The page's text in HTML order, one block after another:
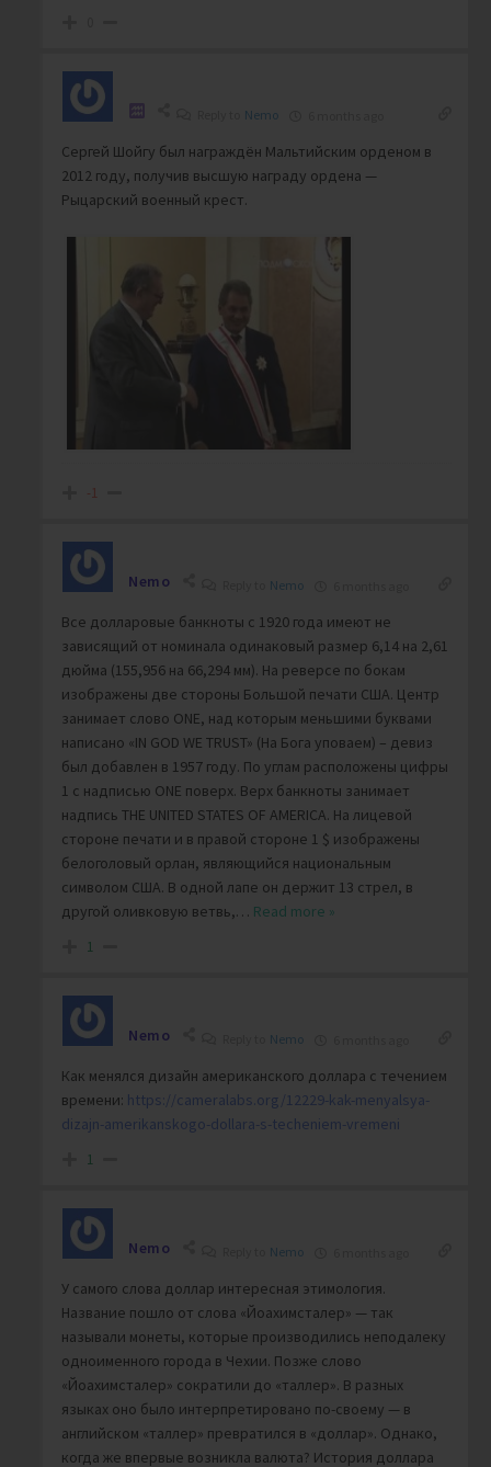
Nemo
Сергей Шойгу был награждён Мальтийским орденом в
2012 году, получив высшую награду ордена —
Рыцарский военный крест.
-1
Nemo Nemo
Все долларовые банкноты с 1920 года имеют не
зависящий от номинала одинаковый размер 6,14 на 2,61
дюйма (155,956 на 66,294 мм). На реверсе по бокам
изображены две стороны Большой печати США. Центр
занимает слово ONE, над которым меньшими буквами
написано «IN GOD WE TRUST» (На Бога уповаем) – девиз
был добавлен в 1957 году. По углам расположены цифры
1 с надписью ONE поверх. Верх банкноты занимает
надпись THE UNITED STATES OF AMERICA. На лицевой
стороне печати и в правой стороне 1 $ изображены
белоголовый орлан, являющийся национальным
символом США. В одной лапе он держит 13 стрел, в
другой оливковую ветвь,… Read more »
1
Nemo Nemo
Как менялся дизайн американского доллара с течением
времени: https://cameralabs.org/12229-kak-menyalsya-
dizajn-amerikanskogo-dollara-s-techeniem-vremeni
1
Nemo Nemo
У самого слова доллар интересная этимология.
Название пошло от слова «Йоахимсталер» — так
называли монеты, которые производились неподалеку
одноименного города в Чехии. Позже слово
«Йоахимсталер» сократили до «таллер». В разных
языках оно было интерпретировано по-своему — в
английском «таллер» превратился в «доллар». Однако,
когда же впервые возникла валюта? История доллара